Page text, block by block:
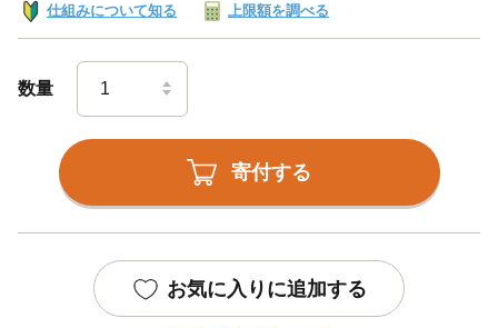
仕組みについて知る 上限額を調べる
数量
寄付する
お気に入りに追加する